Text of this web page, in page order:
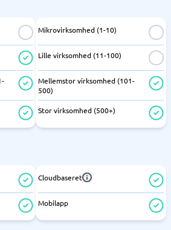
Mikrovirksomhed (1-10)
Lille virksomhed (11-100)
Mellemstor virksomhed (101-
500)
Stor virksomhed (500+)
Cloudbaseret
Mobilapp